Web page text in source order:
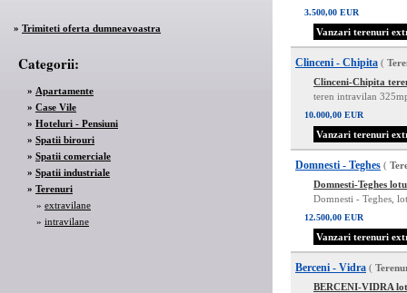
» Trimiteti oferta dumneavoastra
Categorii:
» Apartamente
» Case Vile
» Hoteluri - Pensiuni
» Spatii birouri
» Spatii comerciale
» Spatii industriale
» Terenuri
» extravilane
» intravilane
3.500,00 EUR
Vanzari terenuri
Clinceni - Chipita (
Clinceni-Chipita
teren intravilan
10.000,00 EUR
Vanzari terenuri
Domnesti - Teghes (
Domnesti-Teghes
Domnesti - Teghes,
12.500,00 EUR
Vanzari terenuri
Berceni - Vidra (
BERCENI-VIDRA